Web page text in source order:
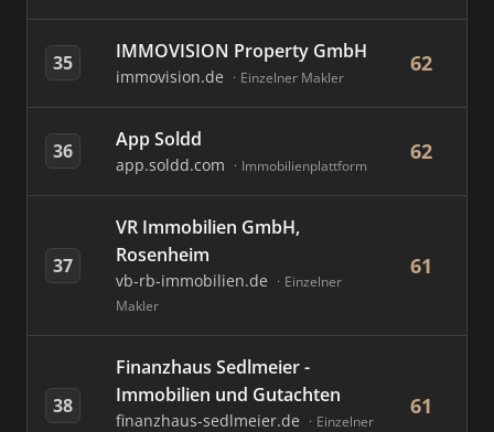
35 IMMOVISION Property GmbH
immovision.de Einzelner Makler
62
36 App Soldd
app.soldd.com Immobilienplattform
62
37
VR Immobilien GmbH,
Rosenheim
vb-rb-immobilien.de
Einzelner
Makler
61
38
Finanzhaus Sedlmeier -
Immobilien und Gutachten
finanzhaus-sedlmeier.de
Einzelner
61